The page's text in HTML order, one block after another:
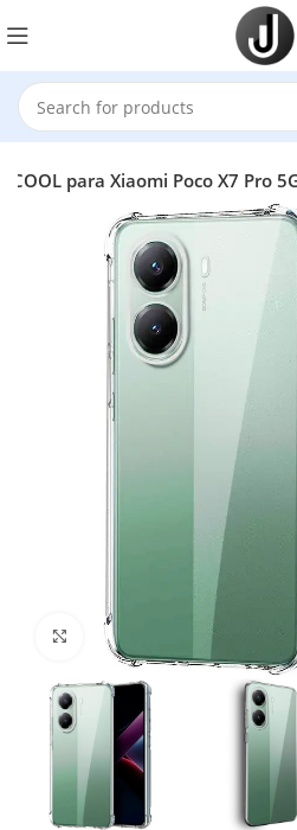
COOL para Xiaomi Poco X7 Pro
Click to enlarge